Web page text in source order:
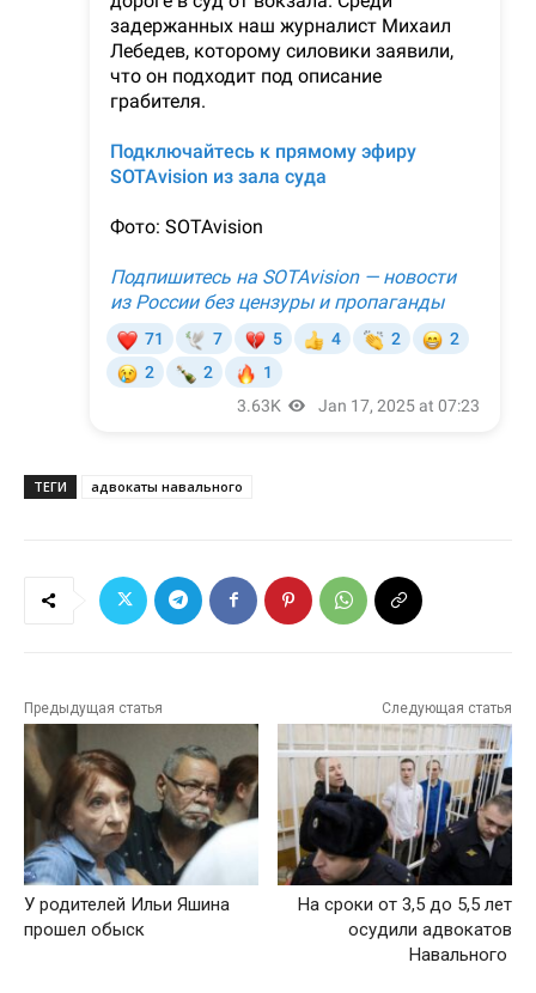
ТЕГИ адвокаты навального
Предыдущая статья
У родителей Ильи Яшина
прошел обыск
Следующая статья
На сроки от 3,5 до 5,5 лет
осудили адвокатов
Навального